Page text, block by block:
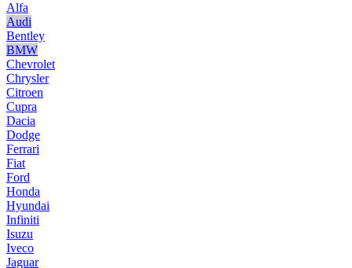
Alfa
Audi
Bentley
BMW
Chevrolet
Chrysler
Citroen
Cupra
Dacia
Dodge
Ferrari
Fiat
Ford
Honda
Hyundai
Infiniti
Isuzu
Iveco
Jaguar